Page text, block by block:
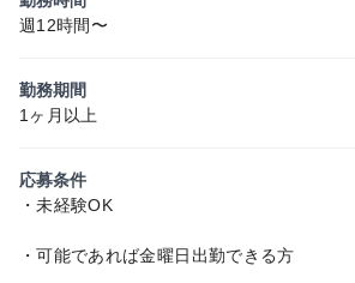
週12時間〜
勤務期間
1ヶ月以上
応募条件
・未経験OK
・可能であれば金曜日出勤できる方